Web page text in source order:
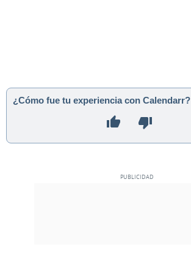
¿Cómo fue tu experiencia con Calendarr?